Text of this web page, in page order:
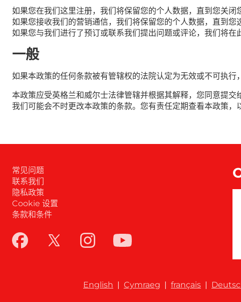
如果您在我们这里注册，我们将保留您的个人数据，直到您关闭
如果您接收我们的营销通信，我们将保留您的个人数据，直到您
如果您与我们进行了预订或联系我们提出问题或评论，我们将
一般
如果本政策的任何条款被有管辖权的法院认定为无效或不可执
本政策应受英格兰和威尔士法律管辖并根据其解释，您同意提交
我们可能会不时更改本政策的条款。您有责任定期查看本政策
常见问题
联系我们
隐私政策
Cookie 设置
条款和条件
English | Cymraeg | français |